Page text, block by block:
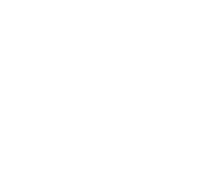
hotelů